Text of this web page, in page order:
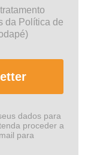
da Política de
dados para
proceder a
para